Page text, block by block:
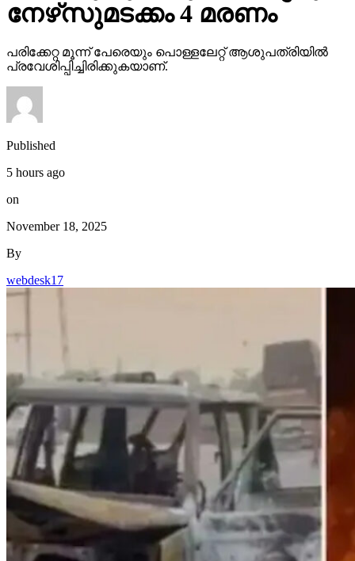
നേഴ്‌സുമടക്കം 4 മരണം
പരിക്കേറ്റ മൂന്ന് പേരെയും പൊള്ളലേറ്റ് ആശുപത്രിയില്‍
പ്രവേശിപ്പിച്ചിരിക്കുകയാണ്.
Published
5 hours ago
on
November 18, 2025
By
webdesk17